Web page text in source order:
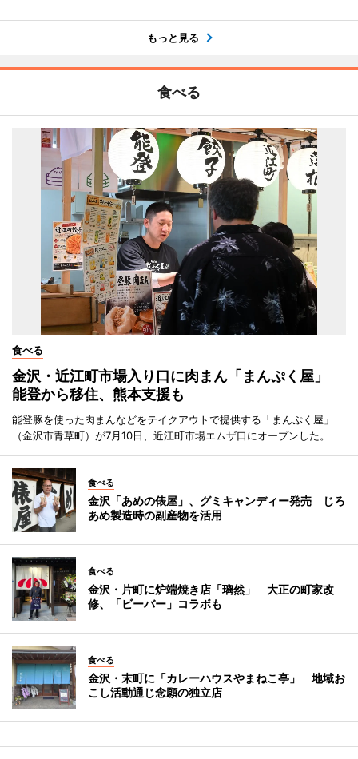
もっと見る
食べる
食べる
金沢・近江町市場入り口に肉まん「まんぷく屋」
能登から移住、熊本支援も
能登豚を使った肉まんなどをテイクアウトで提供する「まんぷく屋」
（金沢市青草町）が7月10日、近江町市場エムザ口にオープンした。
食べる
金沢「あめの俵屋」、グミキャンディー発売 じろ
あめ製造時の副産物を活用
食べる
金沢・片町に炉端焼き店「璃然」 大正の町家改
修、「ビーバー」コラボも
食べる
金沢・末町に「カレーハウスやまねこ亭」 地域お
こし活動通じ念願の独立店